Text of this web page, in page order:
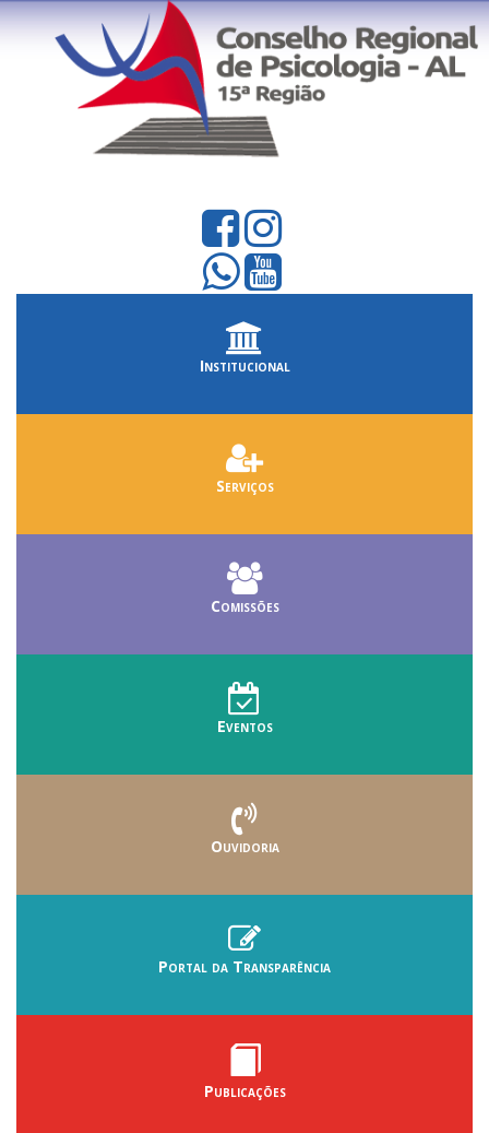
Institucional
Serviços
Comissões
Eventos
Ouvidoria
Portal da Transparência
Publicações